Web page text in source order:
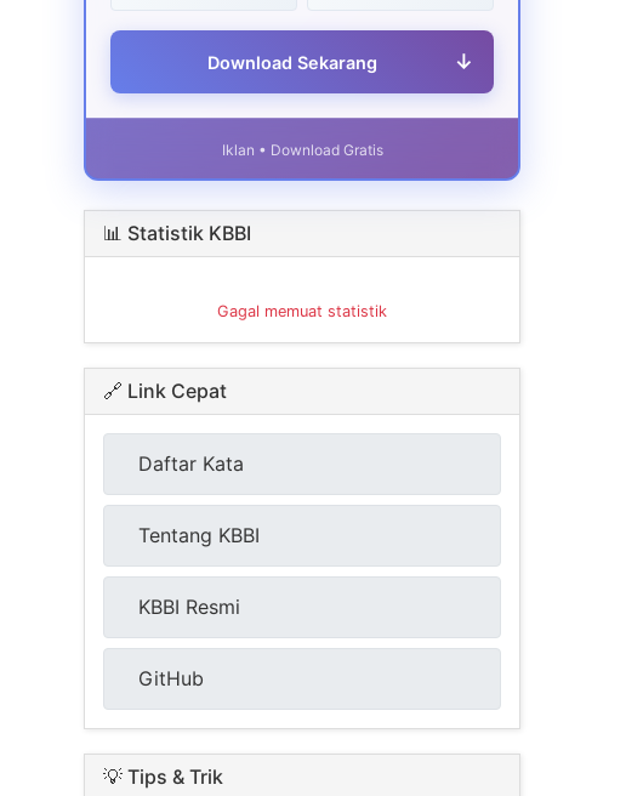
Download Sekarang ↓
Iklan • Download Gratis
📊 Statistik KBBI
Gagal memuat statistik
🔗 Link Cepat
Daftar Kata
Tentang KBBI
KBBI Resmi
GitHub
💡 Tips & Trik